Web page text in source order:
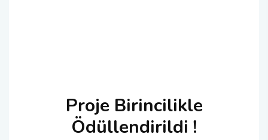
Proje Birincilikle
Ödüllendirildi !